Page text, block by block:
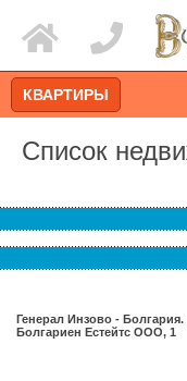
КВАРТИРЫ
Список
Генерал Инзово -
Болгариен Естейтс ООО, 1